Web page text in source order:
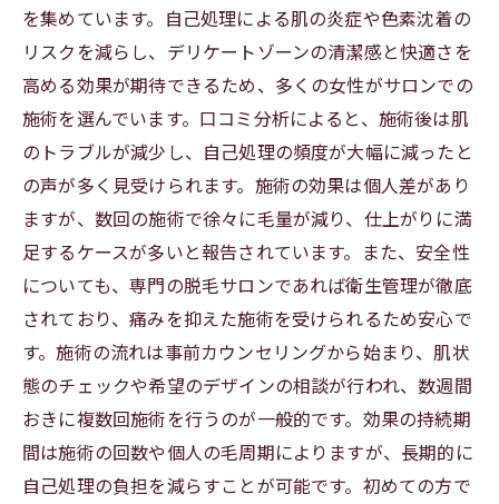
VIO脱毛の安全性とは？知っておきたいリスク
と対策
人気脱毛サロンおすすめランキング！効果と口
コミで選ぶVIO脱毛
を集めています。自己処理による肌の炎症や色素沈着の
リスクを減らし、デリケートゾーンの清潔感と快適さを
高める効果が期待できるため、多くの女性がサロンでの
施術を選んでいます。口コミ分析によると、施術後は肌
のトラブルが減少し、自己処理の頻度が大幅に減ったと
の声が多く見受けられます。施術の効果は個人差があり
ますが、数回の施術で徐々に毛量が減り、仕上がりに満
足するケースが多いと報告されています。また、安全性
についても、専門の脱毛サロンであれば衛生管理が徹底
されており、痛みを抑えた施術を受けられるため安心で
す。施術の流れは事前カウンセリングから始まり、肌状
態のチェックや希望のデザインの相談が行われ、数週間
おきに複数回施術を行うのが一般的です。効果の持続期
間は施術の回数や個人の毛周期によりますが、長期的に
自己処理の負担を減らすことが可能です。初めての方で